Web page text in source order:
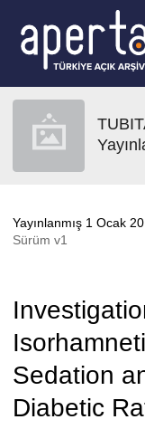
Yayınlanmış 1 Ocak
Sürüm v1
Sedation
Diabetic